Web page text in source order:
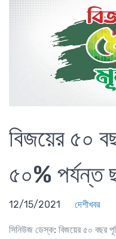
বিজয়ের ৫০
৫০% পর্যন্ত
12/15/2021 দেশীখবর
সিনিউজ ডেস্ক: বিজয়ের ৫০ বছর